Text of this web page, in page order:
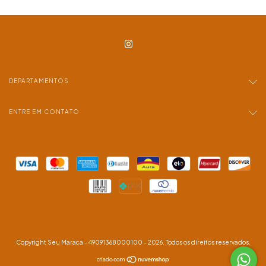
DEPARTAMENTOS
ENTRE EM CONTATO
Copyright Seu Maraca - 49091368000100 - 2026. Todos os direitos reservados.